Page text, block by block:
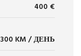
400 €
300 KM / ДЕНЬ